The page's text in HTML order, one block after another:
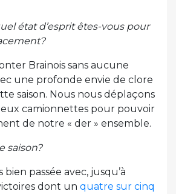
état d’esprit êtes-vous pour
Brainois sans aucune
une profonde envie de clore
saison. Nous nous déplaçons
camionnettes pour pouvoir
de notre « der » ensemble.
saison?
bien passée avec, jusqu’à
dont un quatre sur cinq